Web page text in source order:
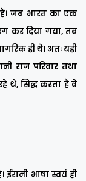
जब भारत का एक
कर दिया गया, तब
ही थे। अतः यही
राज परिवार तथा
थे, सिद्ध करता है वे
ईरानी भाषा स्वयं ही